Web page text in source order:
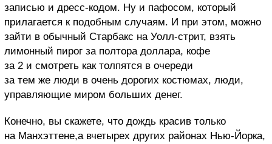
записью и дресс-кодом. Ну и пафосом, который
прилагается к подобным случаям. И при этом, можно
зайти в обычный Старбакс на Уолл-стрит, взять
лимонный пирог за полтора доллара, кофе
за 2 и смотреть как толпятся в очереди
за тем же люди в очень дорогих костюмах, люди,
управляющие миром больших денег.
Конечно, вы скажете, что дождь красив только
на Манхэттене,а вчетырех других районах Нью-Йорка,